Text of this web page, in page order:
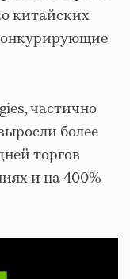
китайских
частично
более
торгов
и на 400%